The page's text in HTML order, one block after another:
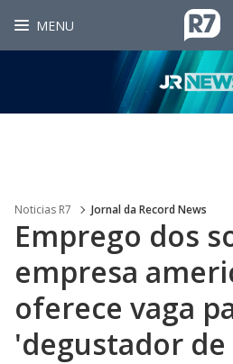
MENU
Noticias R7 Jornal da Record News
Emprego dos
empresa
oferece vaga
'degustador